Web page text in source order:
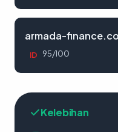
armada-
ID 95/100
Kelebihan